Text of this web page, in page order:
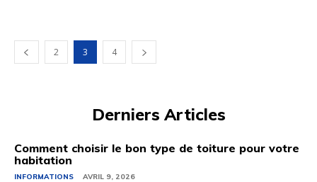
2 3 4
Derniers Articles
Comment choisir le bon type de toiture pour votre
habitation
INFORMATIONS AVRIL 9, 2026